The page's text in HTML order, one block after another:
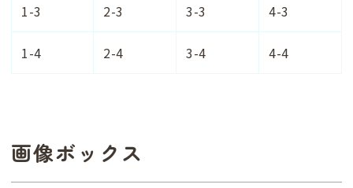
1-3 2-3 3-3 4-3
1-4 2-4 3-4 4-4
画像ボックス